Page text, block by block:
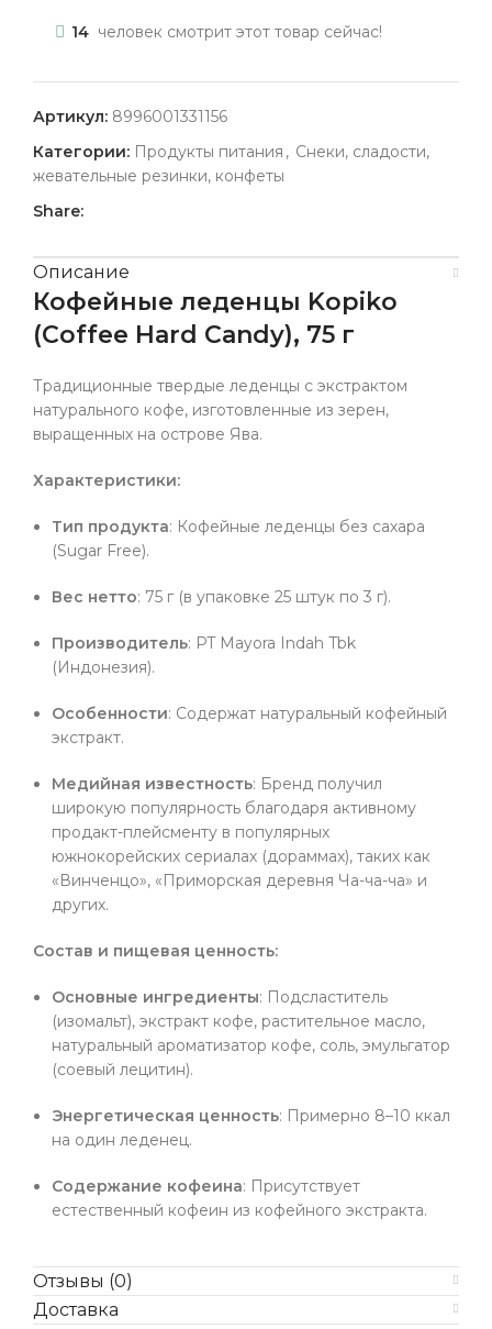
14 человек смотрит этот товар сейчас!
Артикул: 8996001331156
Категории: Продукты питания , Снеки, сладости,
жевательные резинки, конфеты
Share:
Описание
Кофейные леденцы Kopiko
(Coffee Hard Candy), 75 г
Традиционные твердые леденцы с экстрактом
натурального кофе, изготовленные из зерен,
выращенных на острове Ява.
Характеристики:
Тип продукта: Кофейные леденцы без сахара
(Sugar Free).
Вес нетто: 75 г (в упаковке 25 штук по 3 г).
Производитель: PT Mayora Indah Tbk
(Индонезия).
Особенности: Содержат натуральный кофейный
экстракт.
Медийная известность: Бренд получил
широкую популярность благодаря активному
продакт-плейсменту в популярных
южнокорейских сериалах (дораммах), таких как
«Винченцо», «Приморская деревня Ча-ча-ча» и
других.
Состав и пищевая ценность:
Основные ингредиенты: Подсластитель
(изомальт), экстракт кофе, растительное масло,
натуральный ароматизатор кофе, соль, эмульгатор
(соевый лецитин).
Энергетическая ценность: Примерно 8–10 ккал
на один леденец.
Содержание кофеина: Присутствует
естественный кофеин из кофейного экстракта.
Отзывы (0)
Доставка